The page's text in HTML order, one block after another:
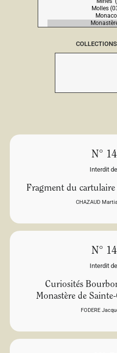
COLLECTIONS
N°
Interdit
Fragment du cartulaire
CHAZAUD
N°
Interdit
Curiosités
Monastère de
FODERE